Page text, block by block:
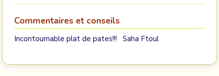
Commentaires et conseils
Incontournable plat de pates!!! Saha Ftoul